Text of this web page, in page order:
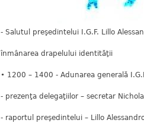
- Salutul preşedintelui I.G.F. Lillo
înmânarea drapelului identităţii
• 1200 – 1400 - Adunarea generală
- prezenţa delegaţiilor – secretar
- raportul preşedintelui – Lillo